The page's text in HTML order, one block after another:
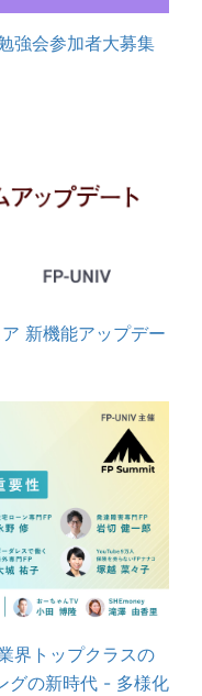
強会参加者大募集
新機能アップデー
界トップクラスの
グの新時代 - 多様化